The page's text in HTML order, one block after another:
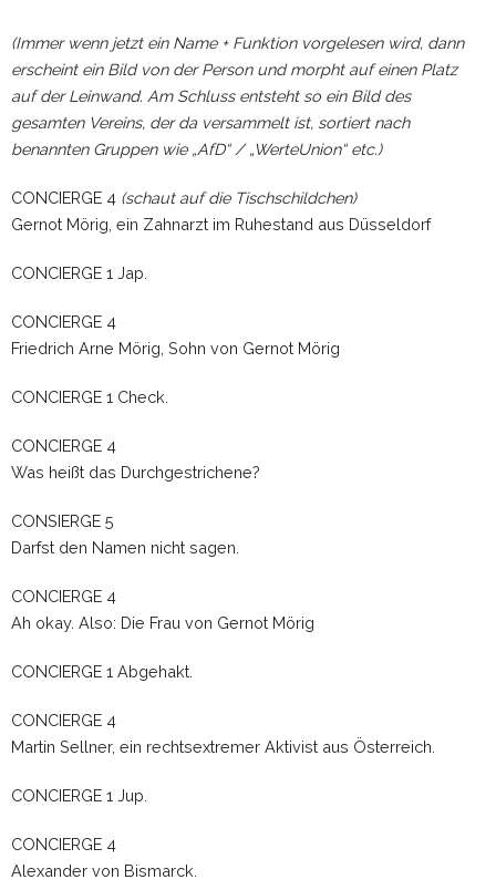
(Immer wenn jetzt ein Name + Funktion vorgelesen wird, dann
erscheint ein Bild von der Person und morpht auf einen Platz
auf der Leinwand. Am Schluss entsteht so ein Bild des
gesamten Vereins, der da versammelt ist, sortiert nach
benannten Gruppen wie „AfD“ / „WerteUnion“ etc.)
CONCIERGE 4 (schaut auf die Tischschildchen)
Gernot Mörig, ein Zahnarzt im Ruhestand aus Düsseldorf
CONCIERGE 1 Jap.
CONCIERGE 4
Friedrich Arne Mörig, Sohn von Gernot Mörig
CONCIERGE 1 Check.
CONCIERGE 4
Was heißt das Durchgestrichene?
CONSIERGE 5
Darfst den Namen nicht sagen.
CONCIERGE 4
Ah okay. Also: Die Frau von Gernot Mörig
CONCIERGE 1 Abgehakt.
CONCIERGE 4
Martin Sellner, ein rechtsextremer Aktivist aus Österreich.
CONCIERGE 1 Jup.
CONCIERGE 4
Alexander von Bismarck.